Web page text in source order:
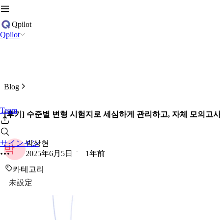
Qpilot
Qpilot
Team
サインイン
Blog
[후기] 수준별 변형 시험지로 세심하게 관리하고, 자체 모의고
박
박상현
2025年6月5日
1年前
카테고리
未設定